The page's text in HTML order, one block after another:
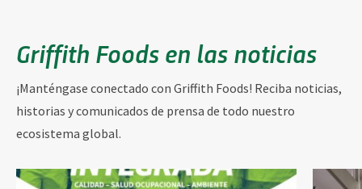
Griffith Foods en las noticias
¡Manténgase conectado con Griffith Foods! Reciba noticias,
historias y comunicados de prensa de todo nuestro
ecosistema global.